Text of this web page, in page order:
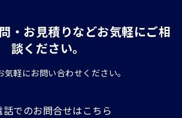
・お見積りなどお気軽にご相
談ください。
気軽にお問い合わせください。
話でのお問合せはこちら